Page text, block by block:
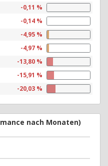
-0,11 %
-0,14 %
-4,95 %
-4,97 %
-13,80 %
-15,91 %
-20,03 %
nach Monaten)